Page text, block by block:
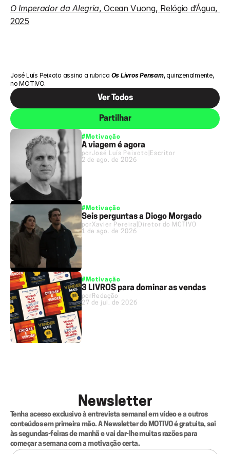
O Imperador da Alegria, Ocean Vuong, Relógio d’Água,
2025
José Luís Peixoto assina a rubrica Os Livros Pensam, quinzenalmente,
no MOTIVO.
Ver Todos
Partilhar
#Motivação
A viagem é agora
porJosé Luís Peixoto Escritor
2 de ago. de 2026
#Motivação
Seis perguntas a Diogo Morgado
porXavier Pereira Diretor do MOTIVO
1 de ago. de 2026
#Motivação
3 LIVROS para dominar as vendas
por Redação
27 de jul. de 2026
Newsletter
Tenha acesso exclusivo à entrevista semanal em vídeo e a outros
conteúdos em primeira mão. A Newsletter do MOTIVO é gratuita, sai
às segundas-feiras de manhã e vai dar-lhe muitas razões para
começar a semana com a motivação certa.